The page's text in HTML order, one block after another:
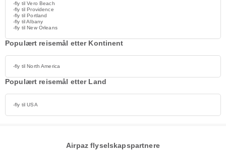
-fly til Vero Beach
-fly til Providence
-fly til Portland
-fly til Albany
-fly til New Orleans
Populært reisemål etter Kontinent
-fly til North America
Populært reisemål etter Land
-fly til USA
Airpaz flyselskapspartnere